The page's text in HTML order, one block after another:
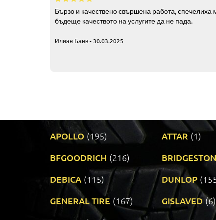
Бързо и качествено свършена работа, спечелиха
бъдеще качеството на услугите да не пада.
Илиан Баев - 30.03.2025
APOLLO (195) ATTAR (1)
BFGOODRICH (216)
DEBICA (115) DUNLOP
GENERAL TIRE (167) GISLAVED (6)